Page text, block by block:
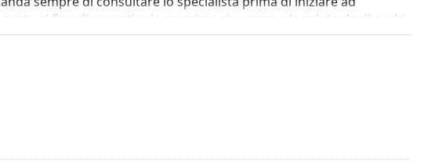
al fine di garantire la massima sicurezza e la salute degli occhi.
for Astigmatism offer?
a una visione più nitida e a un maggiore comfort.